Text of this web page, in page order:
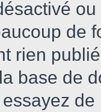
de
rien
base de